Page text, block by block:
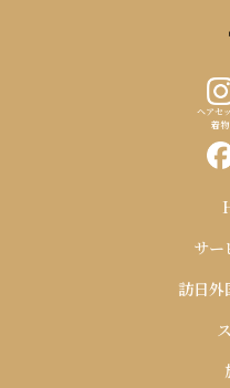
ヘアセ
着物
サー
訪日外